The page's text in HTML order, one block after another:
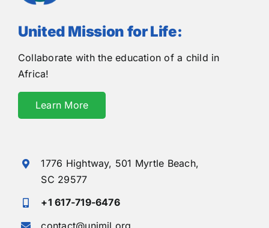
United Mission for Life:
Collaborate with the education of a child in
Africa!
Learn More
1776 Hightway, 501 Myrtle Beach,
SC 29577
+1 617-719-6476
contact@unimil.org